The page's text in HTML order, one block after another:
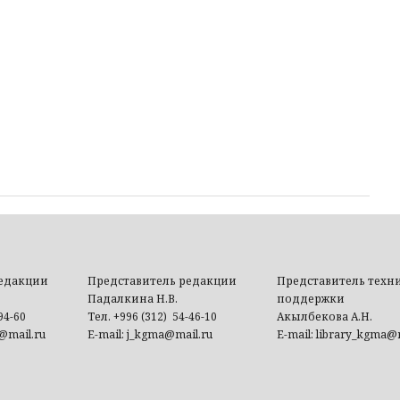
60
Представитель редакции
Падалкина Н.В.
Тел. +996 (312) 54-46-10
E-mail: j_kgma@mail.ru
Представитель
поддержки
Акылбекова А.Н.
E-mail: